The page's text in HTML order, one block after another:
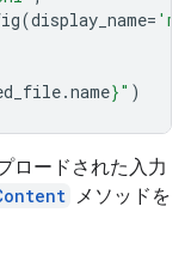
(display_name=
.name}" )
ロードされた入力
メソッドを